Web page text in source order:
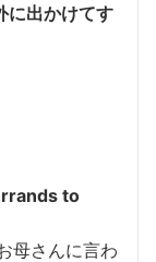
に出かけてす
to
母さんに言わ